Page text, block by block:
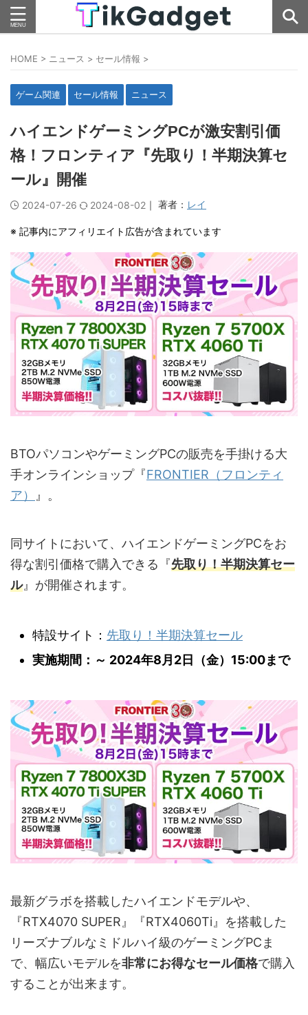
HOME > ニュース > セール情報 >
ゲーム関連 セール情報 ニュース
ハイエンドゲーミングPCが激安割引価
格！フロンティア『先取り！半期決算セ
ール』開催
2024-07-26 2024-08-02 ｜ 著者： レイ
※ 記事内にアフィリエイト広告が含まれています
BTOパソコンやゲーミングPCの販売を手掛ける大
手オンラインショップ『FRONTIER（フロンティ
ア）
』。
同サイトにおいて、ハイエンドゲーミングPCをお
得な割引価格で購入できる『先取り！半期決算セー
ル』が開催されます。
特設サイト： 先取り！半期決算セール
実施期間：～ 2024年8月2日（金）15:00まで
最新グラボを搭載したハイエンドモデルや、
『RTX4070 SUPER』『RTX4060Ti』を搭載した
リーズナブルなミドルハイ級のゲーミングPCま
で、幅広いモデルを非常にお得なセール価格で購入
することが出来ます。